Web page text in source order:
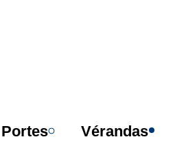
Portes Vérandas